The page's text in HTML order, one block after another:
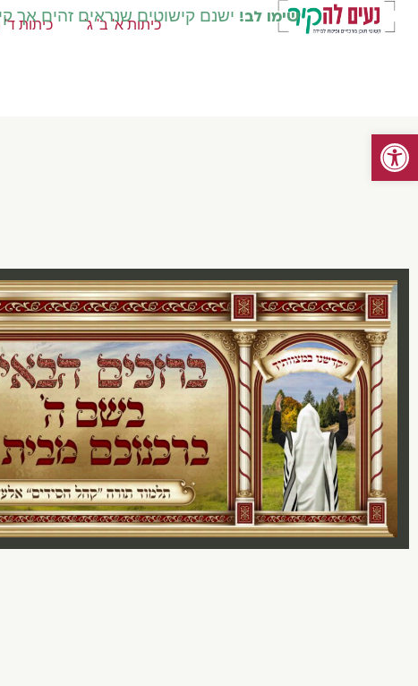
פתח סרגל נגישות
שימו לב! ישנם קישוטים שנראים זהים אך
כיתות א' ב' ג' כיתות ד'